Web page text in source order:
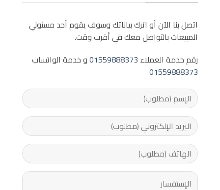
اتصل بنا الآن أو اترك بياناتك وسوف يقوم أحد مسئولي
المبيعات بالتواصل معك في أقرب وقت.
رقم خدمة العملاء 01559888373و خدمة الواتساب
01559888373